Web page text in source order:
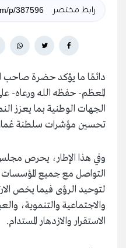
رابط مختصر
دائمًا ما يؤكد حضرة صاحب
المعظم- حفظه الله ورعاه-
الجهات الوطنية بما يعزز
تحسين مؤشرات سلطنة عُمان
وفي هذا الإطار، يحرص
التواصل مع جميع
لتوحيد الرؤى فيما يخص
والاجتماعية والتنموية،
الاستقرار والازدهار المستدام.